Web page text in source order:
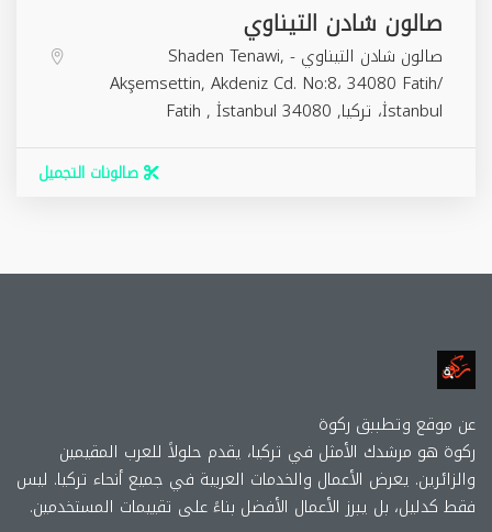
صالون شادن التيناوي
صالون شادن التيناوي - Shaden Tenawi,
Akşemsettin, Akdeniz Cd. No:8، 34080 Fatih/
İstanbul، تركيا,
Fatih , İstanbul 34080
صالونات التجميل
عن موقع وتطببق ركوة
ركوة هو مرشدك الأمثل في تركيا، يقدم حلولاً للعرب المقيمين
والزائرين. يعرض الأعمال والخدمات العربية في جميع أنحاء تركيا. ليس
فقط كدليل، بل يبرز الأعمال الأفضل بناءً على تقييمات المستخدمين.